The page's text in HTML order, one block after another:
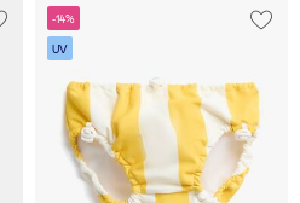
-14%
UV